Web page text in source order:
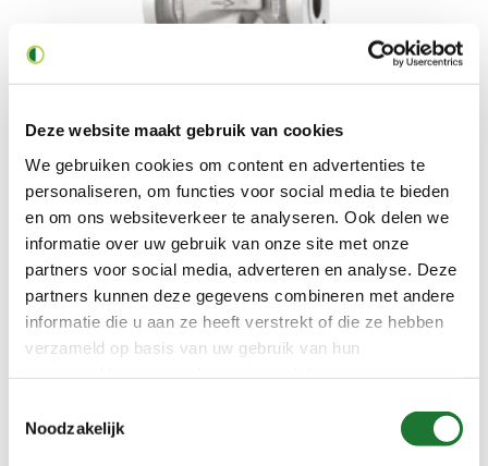
Deze website maakt gebruik van cookies
We gebruiken cookies om content en advertenties te
personaliseren, om functies voor social media te bieden
en om ons websiteverkeer te analyseren. Ook delen we
informatie over uw gebruik van onze site met onze
partners voor social media, adverteren en analyse. Deze
partners kunnen deze gegevens combineren met andere
informatie die u aan ze heeft verstrekt of die ze hebben
verzameld op basis van uw gebruik van hun
Noodzakelijk